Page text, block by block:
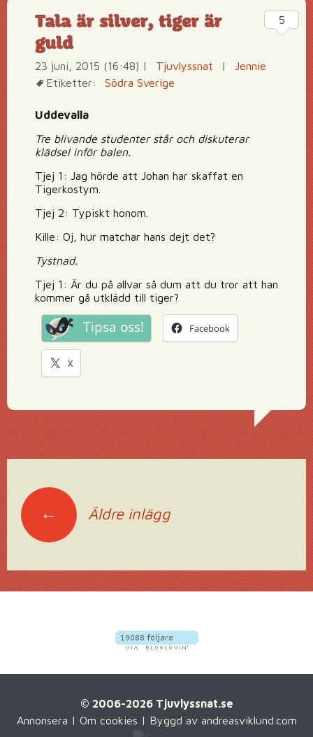
Tala är silver, tiger är
guld
23 juni, 2015 (16:48) | Tjuvlyssnat |
Jennie
Etiketter:
Södra Sverige
Uddevalla
Tre blivande studenter står och diskuterar
klädsel inför balen.
Tjej 1: Jag hörde att Johan har skaffat en
Tigerkostym.
Tjej 2: Typiskt honom.
Kille: Oj, hur matchar hans dejt det?
Tystnad.
Tjej 1: Är du på allvar så dum att du tror att han
kommer gå utklädd till tiger?
Tipsa oss! Facebook
X
5
Inläggsnavigering
← Äldre inlägg
© 2006-2026 Tjuvlyssnat.se
Annonsera | Om cookies | Byggd av andreasviklund.com